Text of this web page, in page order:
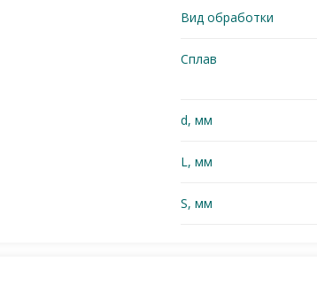
Вид обработки
Сплав
d, мм
L, мм
S, мм